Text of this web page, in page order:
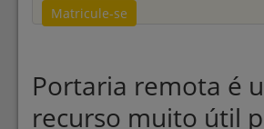
Matricule-se
Portaria remota é
recurso muito útil